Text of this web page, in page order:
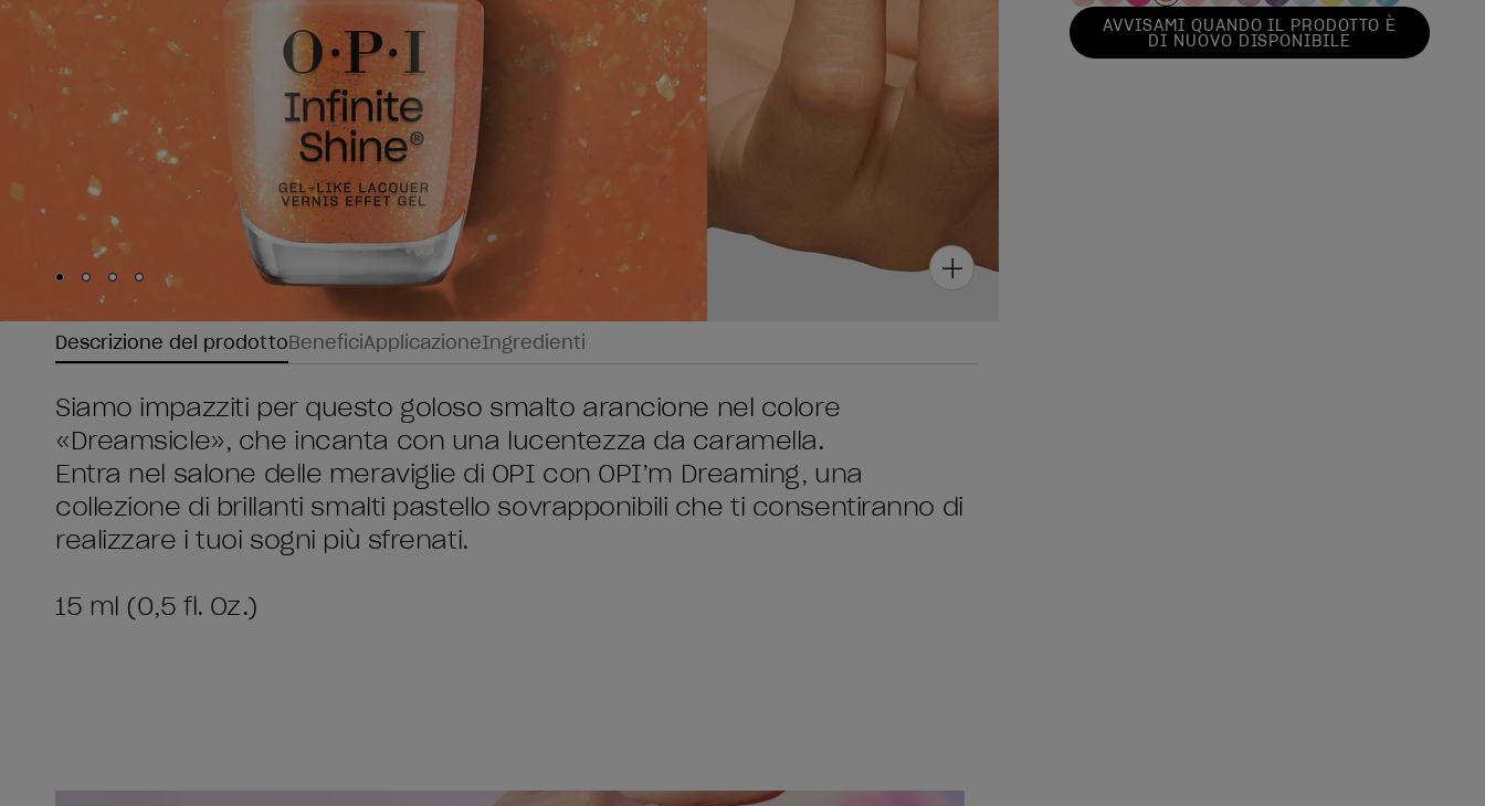
Skip to slide1
Skip to slide
Skip to slide
Skip to slide 4
AVVISAMI QUANDO IL PRODOTTO È
DI NUOVO DISPONIBILE
Descrizione del prodottoBeneficiApplicazioneIngredienti
Siamo impazziti per questo goloso smalto arancione nel colore
«Dreamsicle», che incanta con una lucentezza da caramella.
Entra nel salone delle meraviglie di OPI con OPI’m Dreaming, una
collezione di brillanti smalti pastello sovrapponibili che ti consentiranno di
realizzare i tuoi sogni più sfrenati.
15 ml (0,5 fl. Oz.)